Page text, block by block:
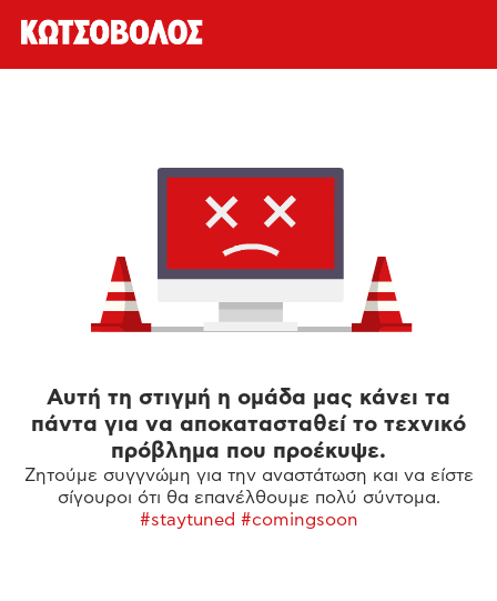
Αυτή τη στιγμή η ομάδα μας κάνει τα
πάντα για να αποκατασταθεί το τεχνικό
πρόβλημα που προέκυψε.
Ζητούμε συγγνώμη για την αναστάτωση και να είστε
σίγουροι ότι θα επανέλθουμε πολύ σύντομα.
#staytuned #comingsoon